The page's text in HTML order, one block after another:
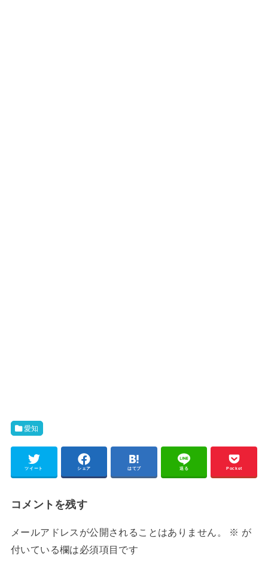
愛知
ツイート シェア はてブ 送る Pocket
コメントを残す
メールアドレスが公開されることはありません。 ※ が
付いている欄は必須項目です